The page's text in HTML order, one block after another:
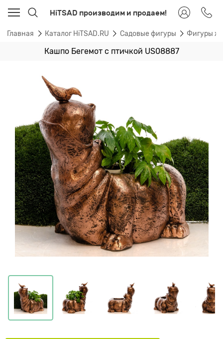
HiTSAD производим и продаем!
Главная Каталог HiTSAD.RU Садовые фигуры Фигуры
Кашпо Бегемот с птичкой US08887